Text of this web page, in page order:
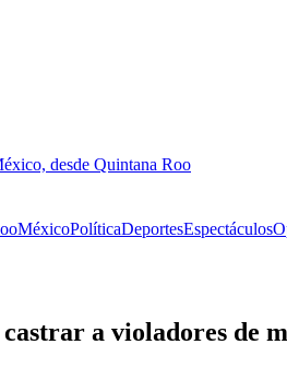
desde Quintana Roo
MéxicoPolíticaDeportesEspectáculos
a violadores de